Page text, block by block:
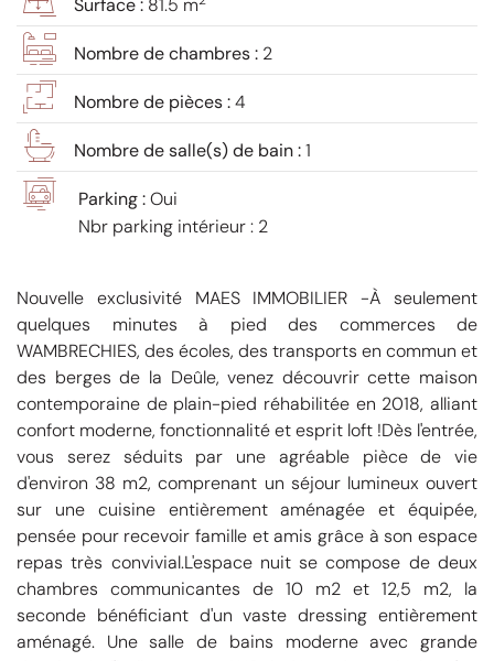
Surface : 81.5 m
Nombre de chambres : 2
Nombre de pièces :4
Nombre de salle(s) de bain :1
Parking :Oui
Nbr parking intérieur : 2
Nouvelle exclusivité MAES IMMOBILIER -À seulement
quelques minutes à pied des commerces de
WAMBRECHIES, des écoles, des transports en commun et
des berges de la Deûle, venez découvrir cette maison
contemporaine de plain-pied réhabilitée en 2018, alliant
confort moderne, fonctionnalité et esprit loft !Dès l'entrée,
vous serez séduits par une agréable pièce de vie
d'environ 38 m2, comprenant un séjour lumineux ouvert
sur une cuisine entièrement aménagée et équipée,
pensée pour recevoir famille et amis grâce à son espace
repas très convivial.L'espace nuit se compose de deux
chambres communicantes de 10 m2 et 12,5 m2, la
seconde bénéficiant d'un vaste dressing entièrement
aménagé. Une salle de bains moderne avec grande